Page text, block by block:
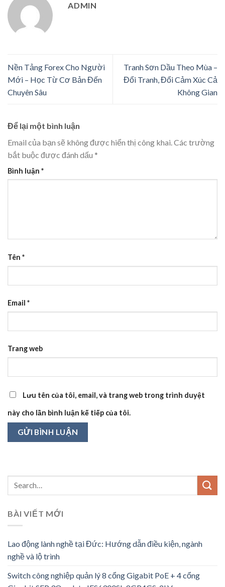
ADMIN
Nền Tảng Forex Cho Người
Mới – Học Từ Cơ Bản Đến
Chuyên Sâu
Tranh Sơn Dầu Theo Mùa –
Đổi Tranh, Đổi Cảm Xúc Cả
Không Gian
Để lại một bình luận
Email của bạn sẽ không được hiển thị công khai. Các trường
bắt buộc được đánh dấu *
Bình luận *
Tên *
Email *
Trang web
Lưu tên của tôi, email, và trang web trong trình duyệt
này cho lần bình luận kế tiếp của tôi.
BÀI VIẾT MỚI
Lao động lành nghề tại Đức: Hướng dẫn điều kiện, ngành
nghề và lộ trình
Switch công nghiệp quản lý 8 cổng Gigabit PoE + 4 cổng